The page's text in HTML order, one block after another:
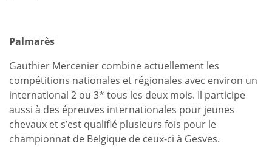
Palmarès
Gauthier Mercenier combine actuellement les
compétitions nationales et régionales avec environ un
international 2 ou 3* tous les deux mois. Il participe
aussi à des épreuves internationales pour jeunes
chevaux et s’est qualifié plusieurs fois pour le
championnat de Belgique de ceux-ci à Gesves.